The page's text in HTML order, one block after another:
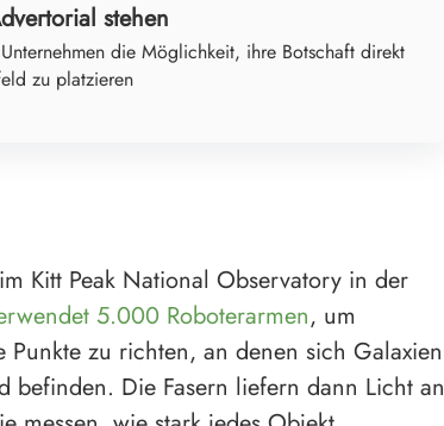
stehen
die Möglichkeit, ihre Botschaft direkt
zu platzieren
Kitt Peak National Observatory in der
5.000 Roboterarmen, um
zu richten, an denen sich Galaxien
befinden. Die Fasern liefern dann Licht an